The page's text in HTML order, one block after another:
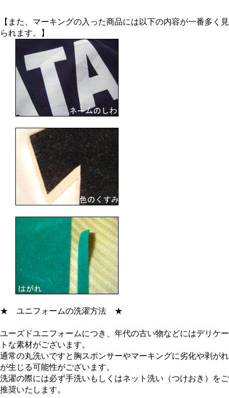
【また、マーキングの入った商品には以下の内容が一番多く見
られます。】
★ ユニフォームの洗濯方法 ★
ユーズドユニフォームにつき、年代の古い物などにはデリケー
トな素材がございます。
通常の丸洗いですと胸スポンサーやマーキングに劣化や剥がれ
が生じる可能性がございます。
洗濯の際には必ず手洗いもしくはネット洗い（つけおき）をご
推奨いたします。